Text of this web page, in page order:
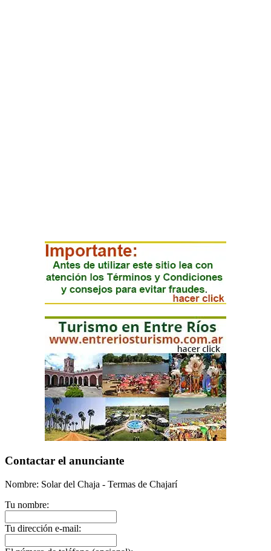
Contactar el anunciante
Nombre: Solar del Chaja - Termas de Chajarí
Tu nombre:
Tu dirección e-mail: